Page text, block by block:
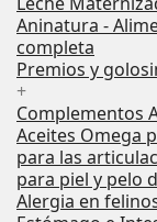
Aninatura -
completa
Premios y
+
Complementos
Aceites Omega
para las
para piel y pelo
Alergia en